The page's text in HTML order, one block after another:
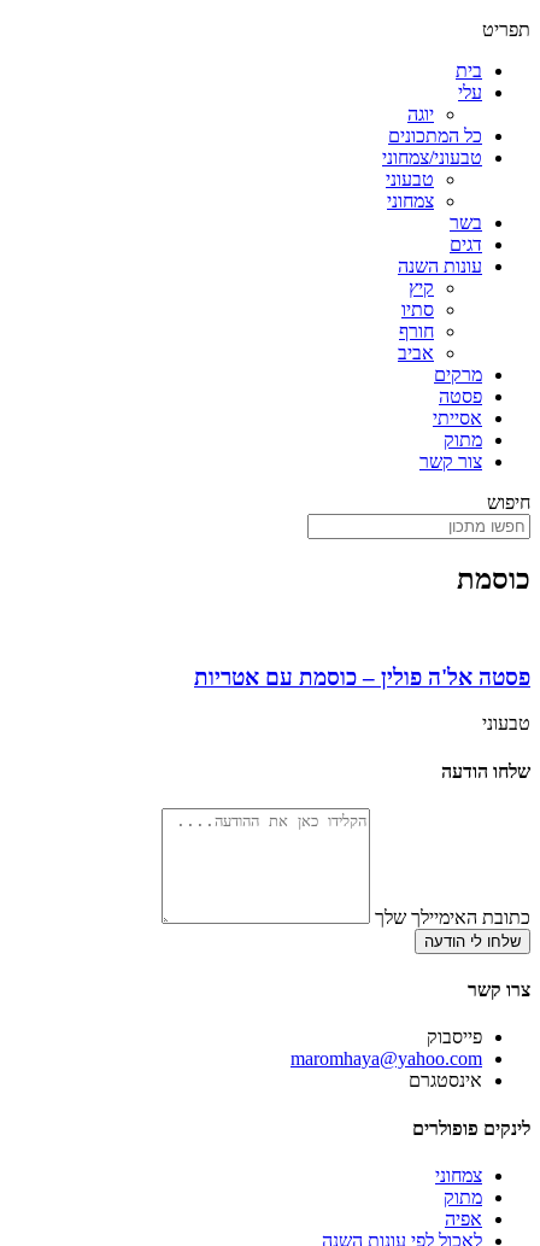
תפריט
בית
עלי
יוגה
כל המתכונים
טבעוני/צמחוני
טבעוני
צמחוני
בשר
דגים
עונות השנה
קיץ
סתיו
חורף
אביב
מרקים
פסטה
אסייתי
מתוק
צור קשר
חיפוש
כוסמת
פסטה אל'ה פולין – כוסמת עם אטריות
טבעוני
שלחו הודעה
כתובת האימיילך שלך
שלחו לי הודעה
צרו קשר
פייסבוק
‫maromhaya@yahoo.com
אינסטגרם
לינקים פופולרים
צמחוני
מתוק
אפיה
לאכול לפי עונות השנה